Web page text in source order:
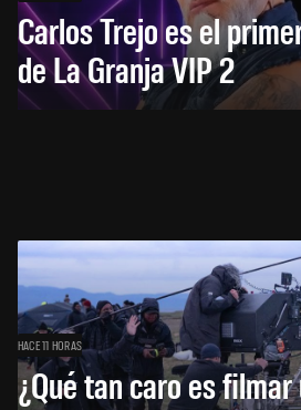
Carlos Trejo es el
de La Granja VIP 2
HACE 11 HORAS
¿Qué tan caro es